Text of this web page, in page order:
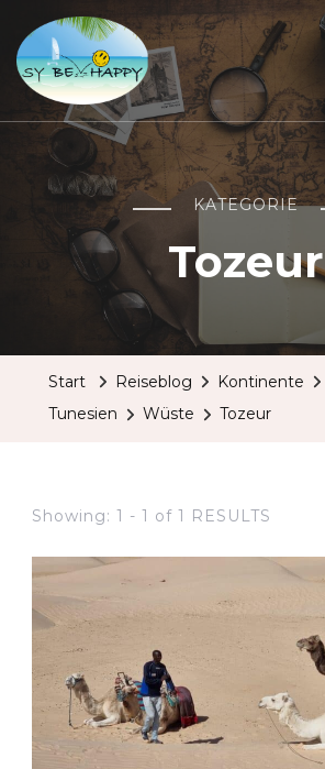
Sailing Be Happy
ein Traum wird wahr
KATEGORIE
Tozeur
Start Reiseblog Kontinente
Tunesien
Wüste Tozeur
Showing: 1 - 1 of 1 RESULTS